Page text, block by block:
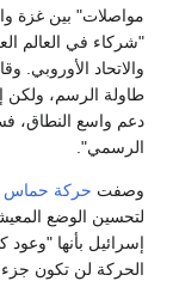
مواصلات" بين غزة
"شركاء في العالم
والاتحاد الأوروبي.
طاولة الرسم، ولكن
دعم واسع النطاق،
الرسمي".
وصفت حركة حماس
لتحسين الوضع
إسرائيل بأنها
الحركة لن تكون